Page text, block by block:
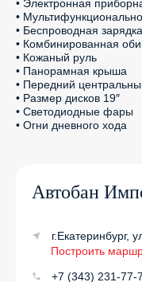
• Электронная
•
• Беспроводная
• Комбинированная
• Кожаный руль
• Панорамная крыша
• Передний
• Размер дисков 19″
• Светодиодные фары
• Огни дневного хода
Автобан
г.Екатеринбург,
Построить
+7 (343) 231-77-